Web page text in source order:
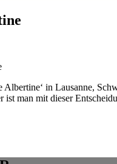
Albertine‘ in Lausanne,
ist man mit dieser